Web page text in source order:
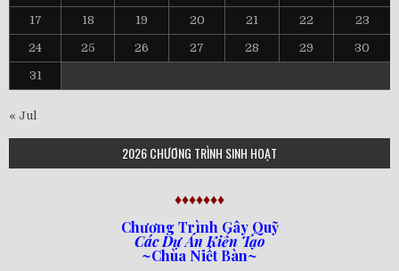
17 18 19 20 21 22 23
24 25 26 27 28 29 30
31
« Jul
2026 CHƯƠNG TRÌNH SINH HOẠT
♦♦♦♦♦♦♦
Chương Trình Gây Quỹ
Các Dự Án Kiến Tạo
~Chùa Niết Bàn~